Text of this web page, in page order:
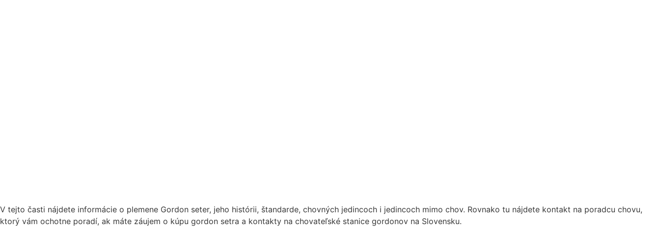
V tejto časti nájdete informácie o plemene Gordon seter, jeho histórii, štandarde, chovných jedincoch i jedincoch mimo chov. Rovnako tu nájdete kontakt na poradcu chovu,
ktorý vám ochotne poradí, ak máte záujem o kúpu gordon setra a kontakty na chovateľské stanice gordonov na Slovensku.